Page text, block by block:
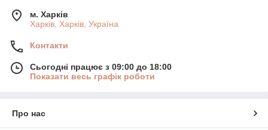
м. Харків
Харків, Харків, Україна
Контакти
Сьогодні працює з 09:00 до 18:00
Показати весь графік роботи
Про нас